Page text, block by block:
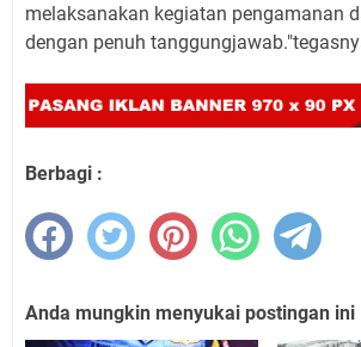
melaksanakan kegiatan pengamanan
dengan penuh
Berbagi :
Anda mungkin menyukai postingan ini